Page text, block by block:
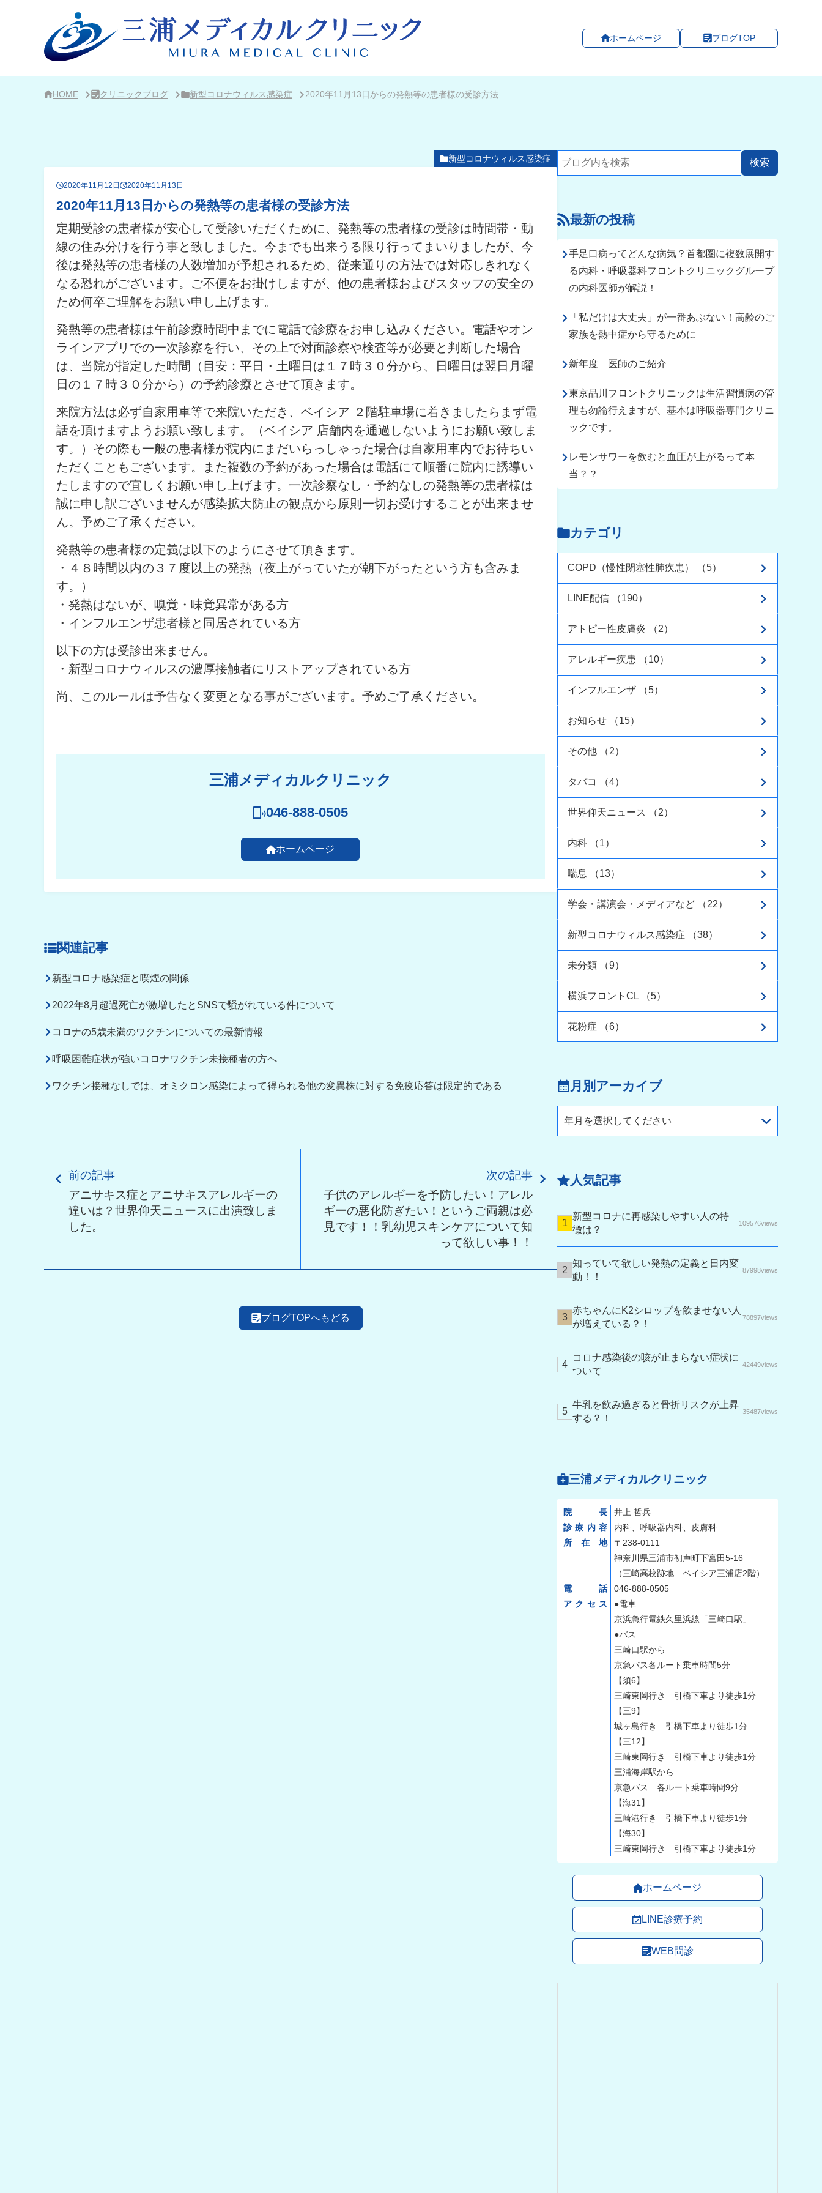
ッ
ホームページ ブログTOP
HOME クリニックブログ 新型コロナウィルス感染症 2020年11月13日からの発熱等の患者様の受診方法
新型コロナウィルス感染症
2020年11月12日 2020年11月13日
2020年11月13日からの発熱等の患者様の受診方法
定期受診の患者様が安心して受診いただくために、発熱等の患者様の受診は時間帯・動
線の住み分けを行う事と致しました。今までも出来うる限り行ってまいりましたが、今
後は発熱等の患者様の人数増加が予想されるため、従来通りの方法では対応しきれなく
なる恐れがございます。ご不便をお掛けしますが、他の患者様およびスタッフの安全の
ため何卒ご理解をお願い申し上げます。
発熱等の患者様は午前診療時間中までに電話で診療をお申し込みください。電話やオン
ラインアプリでの一次診察を行い、その上で対面診察や検査等が必要と判断した場合
は、当院が指定した時間（目安：平日・土曜日は１７時３０分から、日曜日は翌日月曜
日の１７時３０分から）の予約診療とさせて頂きます。
来院方法は必ず自家用車等で来院いただき、ベイシア ２階駐車場に着きましたらまず電
話を頂けますようお願い致します。（ベイシア 店舗内を通過しないようにお願い致しま
す。）その際も一般の患者様が院内にまだいらっしゃった場合は自家用車内でお待ちい
ただくこともございます。また複数の予約があった場合は電話にて順番に院内に誘導い
たしますので宜しくお願い申し上げます。一次診察なし・予約なしの発熱等の患者様は
誠に申し訳ございませんが感染拡大防止の観点から原則一切お受けすることが出来ませ
ん。予めご了承ください。
発熱等の患者様の定義は以下のようにさせて頂きます。
・４８時間以内の３７度以上の発熱（夜上がっていたが朝下がったという方も含みま
す。）
・発熱はないが、嗅覚・味覚異常がある方
・インフルエンザ患者様と同居されている方
以下の方は受診出来ません。
・新型コロナウィルスの濃厚接触者にリストアップされている方
尚、このルールは予告なく変更となる事がございます。予めご了承ください。
三浦メディカルクリニック
046-888-0505
ホームページ
関連記事
新型コロナ感染症と喫煙の関係
2022年8月超過死亡が激増したとSNSで騒がれている件について
コロナの5歳未満のワクチンについての最新情報
呼吸困難症状が強いコロナワクチン未接種者の方へ
ワクチン接種なしでは、オミクロン感染によって得られる他の変異株に対する免疫応答は限定的である
前の記事
アニサキス症とアニサキスアレルギーの
違いは？世界仰天ニュースに出演致しま
した。
次の記事
子供のアレルギーを予防したい！アレル
ギーの悪化防ぎたい！というご両親は必
見です！！乳幼児スキンケアについて知
って欲しい事！！
ブログTOPへもどる
最新の投稿
手足口病ってどんな病気？首都圏に複数展開す
る内科・呼吸器科フロントクリニックグループ
の内科医師が解説！
「私だけは大丈夫」が一番あぶない！高齢のご
家族を熱中症から守るために
新年度 医師のご紹介
東京品川フロントクリニックは生活習慣病の管
理も勿論行えますが、基本は呼吸器専門クリニ
ックです。
レモンサワーを飲むと血圧が上がるって本
当？？
カテゴリ
COPD（慢性閉塞性肺疾患） （5）
LINE配信 （190）
アトピー性皮膚炎 （2）
アレルギー疾患 （10）
インフルエンザ （5）
お知らせ （15）
その他 （2）
タバコ （4）
世界仰天ニュース （2）
内科 （1）
喘息 （13）
学会・講演会・メディアなど （22）
新型コロナウィルス感染症 （38）
未分類 （9）
横浜フロントCL （5）
花粉症 （6）
月別アーカイブ
年月を選択してください
人気記事
新型コロナに再感染しやすい人の特
徴は？
109576views
知っていて欲しい発熱の定義と日内変
動！！
87998views
赤ちゃんにK2シロップを飲ませない人
が増えている？！
78897views
コロナ感染後の咳が止まらない症状に
ついて
42449views
牛乳を飲み過ぎると骨折リスクが上昇
する？！
35487views
三浦メディカルクリニック
院長
井上 哲兵
診療内容
内科、呼吸器内科、皮膚科
所在地
〒238-0111
神奈川県三浦市初声町下宮田5-16
（三崎高校跡地 ベイシア三浦店2階）
電話
046-888-0505
アクセス
●電車
京浜急行電鉄久里浜線「三崎口駅」
●バス
三崎口駅から
京急バス各ルート乗車時間5分
【須6】
三崎東岡行き 引橋下車より徒歩1分
【三9】
城ヶ島行き 引橋下車より徒歩1分
【三12】
三崎東岡行き 引橋下車より徒歩1分
三浦海岸駅から
京急バス 各ルート乗車時間9分
【海31】
三崎港行き 引橋下車より徒歩1分
【海30】
三崎東岡行き 引橋下車より徒歩1分
ホームページ
LINE診療予約
WEB問診